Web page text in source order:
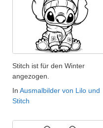
Stitch ist für den Winter
angezogen.
In Ausmalbilder von Lilo und
Stitch